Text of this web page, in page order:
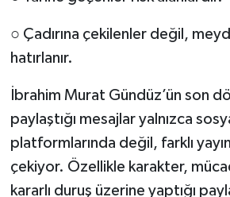
○ Çadırına çekilenler değil,
hatırlanır.
İbrahim Murat Gündüz’ün son
paylaştığı mesajlar yalnızca
platformlarında değil, farklı
çekiyor. Özellikle karakter,
kararlı duruş üzerine yaptığı